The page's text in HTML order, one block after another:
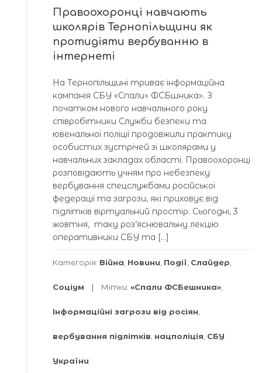
Правоохоронці навчають
школярів Тернопільщини як
протидіяти вербуванню в
інтернеті
На Тернопільщині триває інформаційна
кампанія СБУ «Спали» ФСБшника». З
початком нового навчального року
співробітники Служби безпеки та
ювенальної поліції продовжили практику
особистих зустрічей зі школярами у
навчальних закладах області. Правоохоронці
розповідають учням про небезпеку
вербування спецслужбами російської
федерації та загрози, які приховує від
підлітків віртуальний простір. Сьогодні, 3
жовтня, таку роз’яснювальну лекцію
оперативники СБУ та […]
Категорія: Війна Новини Події Слайдер
Соціум Мітки: «Спали ФСБешника»
Інформаційні загрози від росіян
вербування підлітків нацполіція СБУ
України